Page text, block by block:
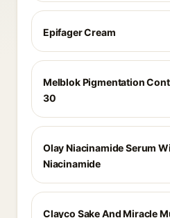
Epifager Cream
Melblok Pigmentation
30
Olay Niacinamide Serum
Niacinamide
Clayco Sake And Miracle